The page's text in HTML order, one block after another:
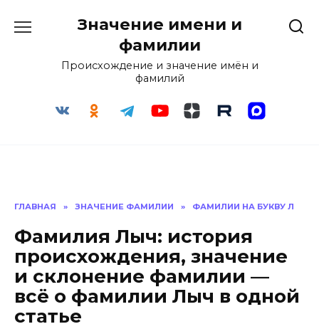
Значение имени и
фамилии
Происхождение и значение имён и
фамилий
ГЛАВНАЯ » ЗНАЧЕНИЕ ФАМИЛИИ » ФАМИЛИИ НА БУКВУ Л
Фамилия Лыч: история
происхождения, значение
и склонение фамилии —
всё о фамилии Лыч в одной
статье